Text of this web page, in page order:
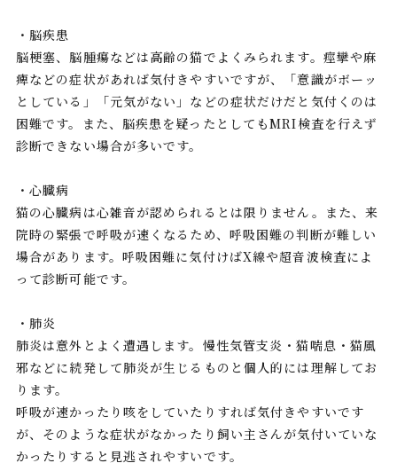
・脳疾患
脳梗塞、脳腫瘍などは高齢の猫でよくみられます。痙攣や麻
痺などの症状があれば気付きやすいですが、「意識がボーッ
としている」「元気がない」などの症状だけだと気付くのは
困難です。また、脳疾患を疑ったとしてもMRI検査を行えず
診断できない場合が多いです。
・心臓病
猫の心臓病は心雑音が認められるとは限りません。また、来
院時の緊張で呼吸が速くなるため、呼吸困難の判断が難しい
場合があります。呼吸困難に気付けばX線や超音波検査によ
って診断可能です。
・肺炎
肺炎は意外とよく遭遇します。慢性気管支炎・猫喘息・猫風
邪などに続発して肺炎が生じるものと個人的には理解してお
ります。
呼吸が速かったり咳をしていたりすれば気付きやすいです
が、そのような症状がなかったり飼い主さんが気付いていな
かったりすると見逃されやすいです。